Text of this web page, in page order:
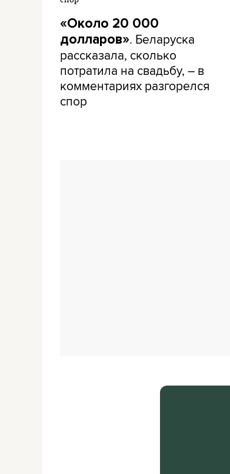
«Около 20 000
долларов». Беларуска
рассказала, сколько
потратила на свадьбу, – в
комментариях разгорелся
спор